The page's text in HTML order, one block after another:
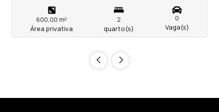
600,00 m²
Área privativa
2
quarto(s)
0
Vaga(s)
‹ ›